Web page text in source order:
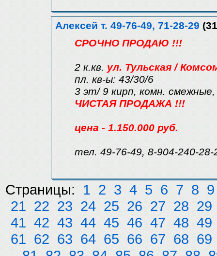
Алексей т. 49-76-49, 71-28-29
СРОЧНО ПРОДАЮ !!!
2 к.кв. ул. Тульская /
пл. кв-ы: 43/30/6
3 эт/ 9 кирп, комн.
ЧИСТАЯ ПРОДАЖА !!!
цена - 1.150.000 руб.
тел. 49-76-49, 8-904-240-28-
Страницы: 1 2 3 4 5 6 7 8 9
21 22 23 24 25 26 27 28 29
41 42 43 44 45 46 47 48 49
61 62 63 64 65 66 67 68 69